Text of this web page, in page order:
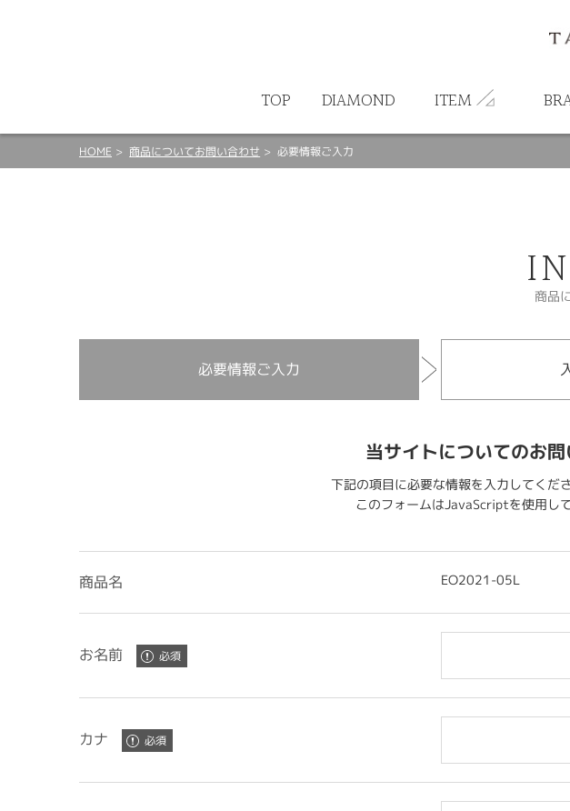
TOP DIAMOND ITEM
HOME 商品についてお問い合わせ 必要情報ご入力
商品
必要情報ご入力
当サイトについてのお
下記の項目に必要な情報を入力してくだ
このフォームはJavaScriptを使用し
商品名 EO2021-05L
お名前
カナ